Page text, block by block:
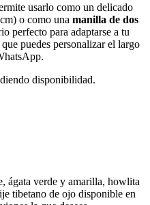
usarlo como un delicado
o como una manilla de dos
perfecto para adaptarse a tu
que puedes personalizar el largo
disponibilidad.
ágata verde y amarilla, howlita
tibetano de ojo disponible en